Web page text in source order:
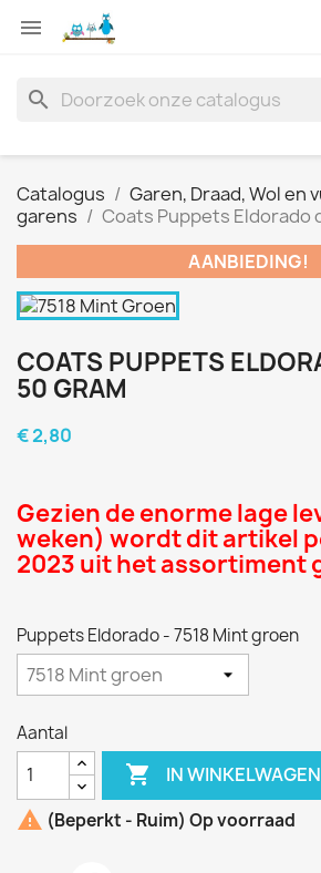

search
Catalogus Garen, Draad, Wol en
garens
Coats Puppets Eldorado
AANBIEDING!
COATS PUPPETS
50 GRAM
€ 2,80
Gezien de enorme lage
weken) wordt dit artikel
2023 uit het assortiment
Puppets Eldorado - 7518 Mint groen
Aantal
 IN WINKELWAGEN
 (Beperkt - Ruim) Op voorraad